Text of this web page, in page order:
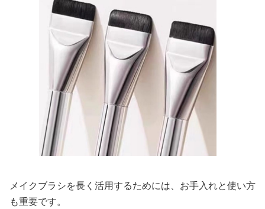
メイクブラシを長く活用するためには、お手入れと使い方
も重要です。